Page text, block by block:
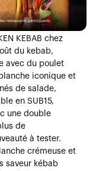
KEBAB chez
du kebab,
avec du poulet
iconique et
de salade,
en SUB15,
une double
de
à tester.
crémeuse et
saveur kébab